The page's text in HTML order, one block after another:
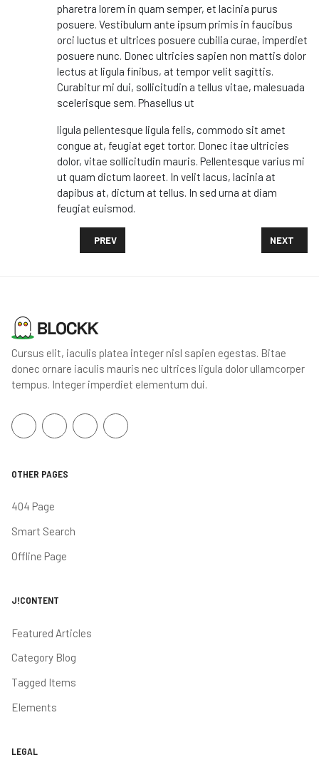
pharetra lorem in quam semper, et lacinia purus
posuere. Vestibulum ante ipsum primis in faucibus
orci luctus et ultrices posuere cubilia curae, imperdiet
posuere nunc. Donec ultricies sapien non mattis dolor
lectus at ligula finibus, at tempor velit sagittis.
Curabitur mi dui, sollicitudin a tellus vitae, malesuada
scelerisque sem. Phasellus ut
ligula pellentesque ligula felis, commodo sit amet
congue at, feugiat eget tortor. Donec itae ultricies
dolor, vitae sollicitudin mauris. Pellentesque varius mi
ut quam dictum laoreet. In velit lacus, lacinia at
dapibus at, dictum at tellus. In sed urna at diam
feugiat euismod.
PREVIOUS ARTICLE: FORTNITE SEASON 5'S MAP
PREV NEXT
NEXT
Cursus elit, iaculis platea integer nisl sapien egestas. Bitae
donec ornare iaculis mauris nec ultrices ligula dolor ullamcorper
tempus. Integer imperdiet elementum dui.
OTHER PAGES
404 Page
Smart Search
Offline Page
J!CONTENT
Featured Articles
Category Blog
Tagged Items
Elements
LEGAL